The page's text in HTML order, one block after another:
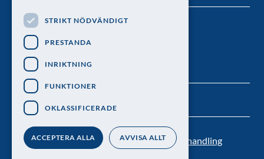
Kontakt Nyhetsbrev
Personuppgiftsbehandling
Följ oss
STRIKT NÖDVÄNDIGT
PRESTANDA
INRIKTNING
FUNKTIONER
OKLASSIFICERADE
ACCEPTERA ALLA AVVISA ALLT